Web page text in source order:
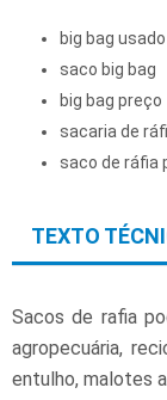
big bag usado
saco big bag
big bag preço
sacaria de
saco de ráfia
TEXTO
Sacos de rafia
agropecuária,
entulho, malotes